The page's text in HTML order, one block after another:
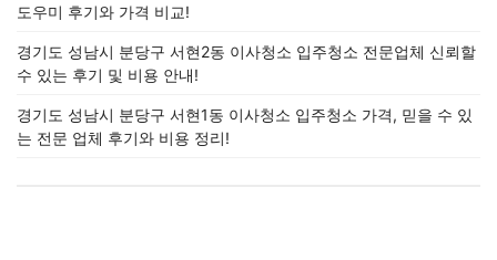
도우미 후기와 가격 비교!
경기도 성남시 분당구 서현2동 이사청소 입주청소 전문업체 신뢰할
수 있는 후기 및 비용 안내!
경기도 성남시 분당구 서현1동 이사청소 입주청소 가격, 믿을 수 있
는 전문 업체 후기와 비용 정리!